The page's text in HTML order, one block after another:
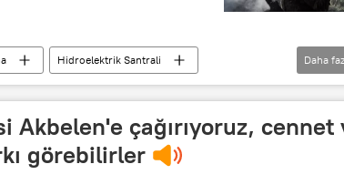
Hidroelektrik Santrali
Daha
çağırıyoruz, cennet
görebilirler